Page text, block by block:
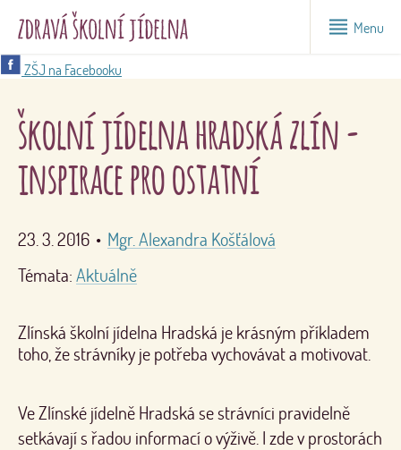
Menu
ZŠJ na Facebooku
školní jídelna hradská zlín -
inspirace pro ostatní
23. 3. 2016 • Mgr. Alexandra Košťálová
Témata: Aktuálně
Zlínská školní jídelna Hradská je krásným příkladem
toho, že strávníky je potřeba vychovávat a motivovat.
Ve Zlínské jídelně Hradská se strávníci pravidelně
setkávají s řadou informací o výživě. I zde v prostorách